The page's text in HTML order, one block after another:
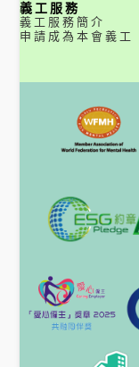
義工服務
義工服務簡介
申請成為本會義工